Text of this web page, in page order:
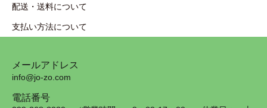
配送・送料について
支払い方法について
メールアドレス
info@jo-zo.com
電話番号